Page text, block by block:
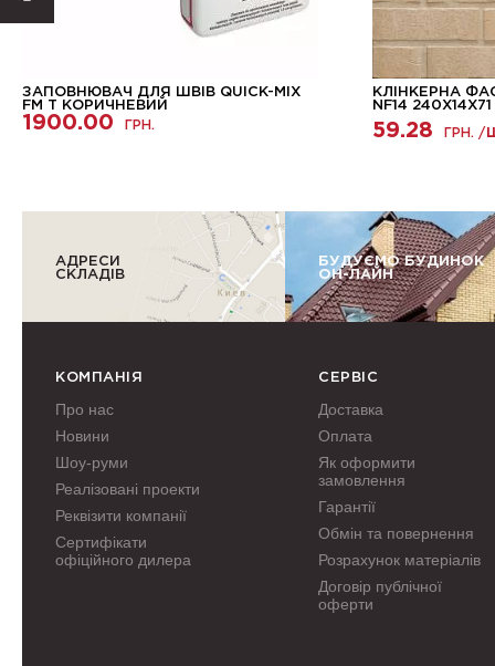
ЗАПОВНЮВАЧ ДЛЯ ШВІВ QUICK-MIX
FM Т КОРИЧНЕВИЙ
1900.00 ГРН.
КЛІНКЕРНА
NF14 240X14X71
59.28 ГРН. /
АДРЕСИ
СКЛАДІВ
БУДУЄМО БУДИНОК
ОН-ЛАЙН
КОМПАНІЯ
Про нас
Новини
Шоу-руми
Реалізовані проекти
Реквізити компанії
Сертифікати
офіційного дилера
СЕРВІС
Доставка
Оплата
Як оформити
замовлення
Гарантії
Обмін та повернення
Розрахунок матеріалів
Договір публічної
оферти